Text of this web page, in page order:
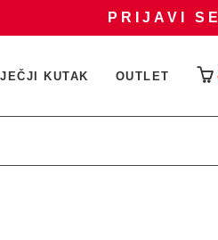
PRIJAVI SE
KUTAK OUTLET